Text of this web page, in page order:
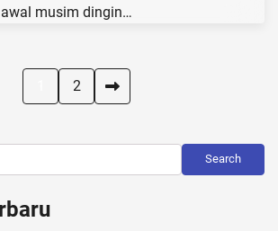
musim dingin…
2
Search